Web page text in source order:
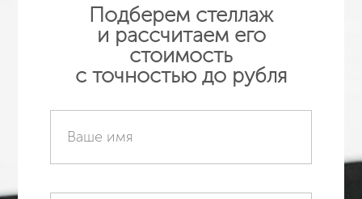
Подберем стеллаж
и рассчитаем его
стоимость
с точностью до рубля